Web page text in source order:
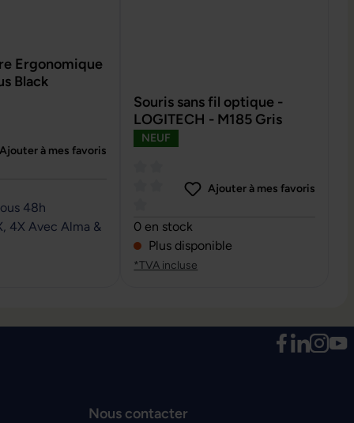
Ergonomique
Black
de 0 sur 5 étoiles
Ajouter à mes favoris
48h
4X Avec Alma &
Souris sans fil optique -
LOGITECH - M185 Gris
NEUF
Note moyenne de 0 sur 5 étoiles
Ajouter à mes favoris
0 en stock
Plus disponible
*TVA incluse
Nous contacter